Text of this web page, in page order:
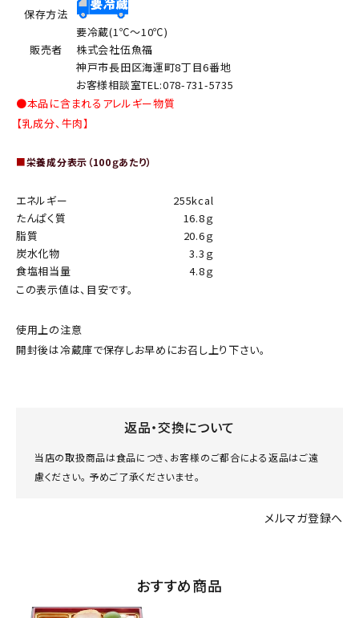
保存方法
要冷蔵(1℃～10℃)
販売者
株式会社伍魚福
神戸市長田区海運町8丁目6番地
お客様相談室TEL:078-731-5735
●本品に含まれるアレルギー物質
【乳成分、牛肉】
■栄養成分表示（100ｇあたり）
エネルギー
255kcal
たんぱく質
16.8ｇ
脂質
20.6ｇ
炭水化物
3.3ｇ
食塩相当量
4.8ｇ
この表示値は、目安です。
使用上の注意
開封後は冷蔵庫で保存しお早めにお召し上り下さい。
返品・交換について
当店の取扱商品は食品につき、お客様のご都合による返品はご遠
慮ください。 予めご了承くださいませ。
メルマガ登録へ
おすすめ商品